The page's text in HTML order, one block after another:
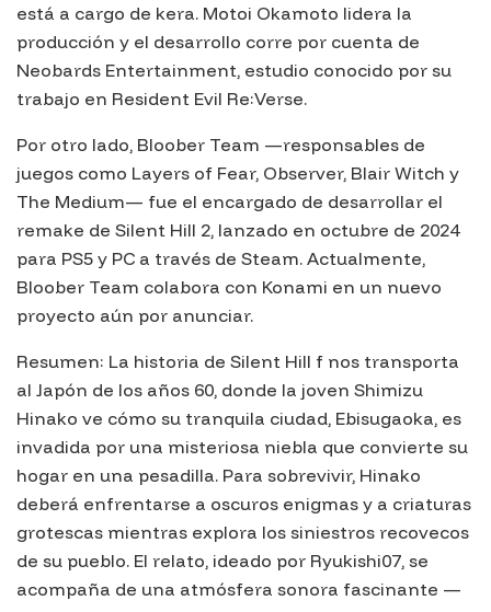
está a cargo de kera. Motoi Okamoto lidera la
producción y el desarrollo corre por cuenta de
Neobards Entertainment, estudio conocido por su
trabajo en Resident Evil Re:Verse.
Por otro lado, Bloober Team —responsables de
juegos como Layers of Fear, Observer, Blair Witch y
The Medium— fue el encargado de desarrollar el
remake de Silent Hill 2, lanzado en octubre de 2024
para PS5 y PC a través de Steam. Actualmente,
Bloober Team colabora con Konami en un nuevo
proyecto aún por anunciar.
Resumen: La historia de Silent Hill f nos transporta
al Japón de los años 60, donde la joven Shimizu
Hinako ve cómo su tranquila ciudad, Ebisugaoka, es
invadida por una misteriosa niebla que convierte su
hogar en una pesadilla. Para sobrevivir, Hinako
deberá enfrentarse a oscuros enigmas y a criaturas
grotescas mientras explora los siniestros recovecos
de su pueblo. El relato, ideado por Ryukishi07, se
acompaña de una atmósfera sonora fascinante —